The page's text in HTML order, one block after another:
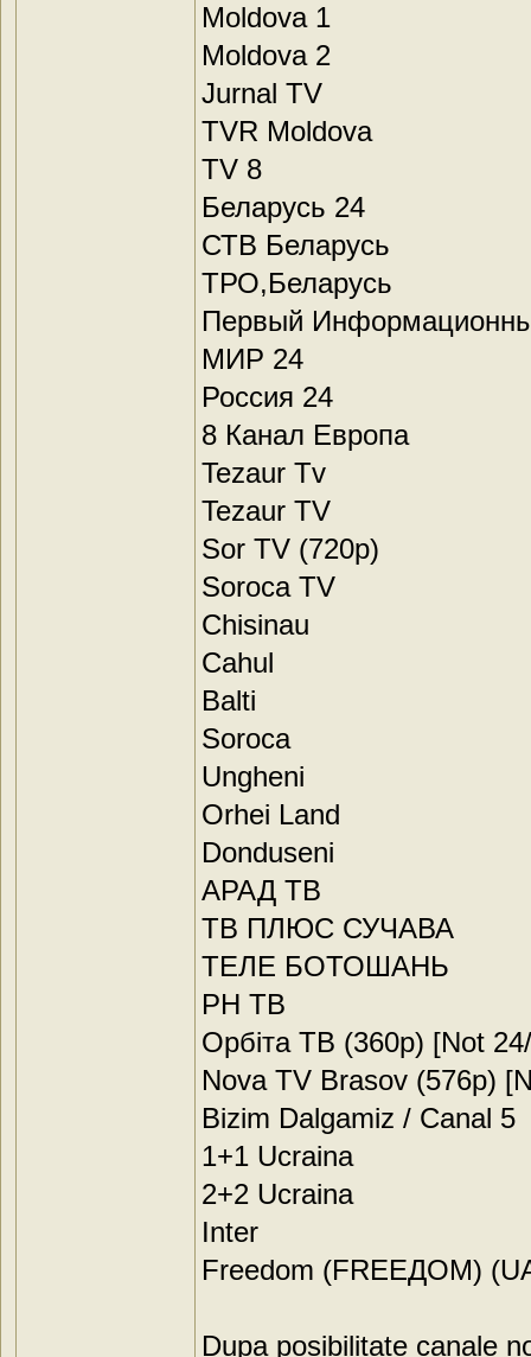
Moldova 1
Moldova 2
Jurnal TV
TVR Moldova
TV 8
Беларусь 24
СТВ Беларусь
ТРО,Беларусь
Первый
МИР 24
Россия 24
8 Канал Европа
Tezaur Tv
Tezaur TV
Sor TV (720p)
Soroca TV
Chisinau
Cahul
Balti
Soroca
Ungheni
Orhei Land
Donduseni
АРАД ТВ
ТВ ПЛЮС СУЧАВА
ТЕЛЕ БОТОШАНЬ
РН ТВ
Орбіта ТВ (360p) [Not
Nova TV Brasov (576p)
Bizim Dalgamiz / Canal 5
1+1 Ucraina
2+2 Ucraina
Inter
Freedom (FREEДOM)
Dupa posibilitate canale